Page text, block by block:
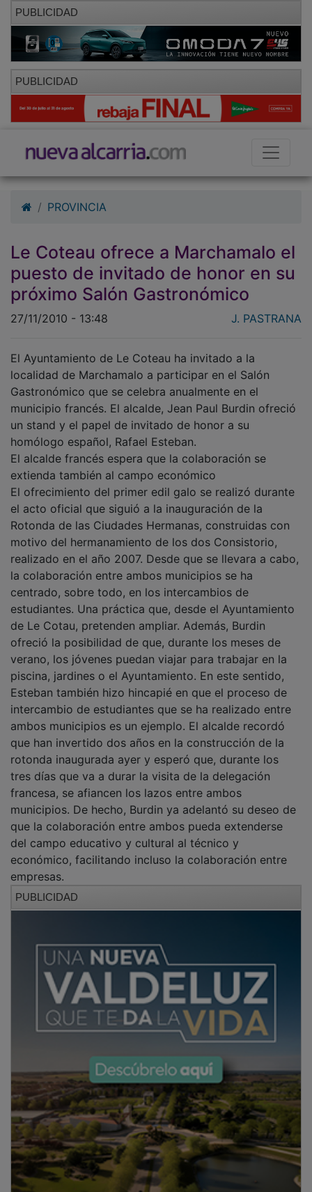
PUBLICIDAD
PUBLICIDAD
PROVINCIA
Le Coteau ofrece a Marchamalo el
puesto de invitado de honor en su
próximo Salón Gastronómico
27/11/2010 - 13:48 J. PASTRANA
El Ayuntamiento de Le Coteau ha invitado a la
localidad de Marchamalo a participar en el Salón
Gastronómico que se celebra anualmente en el
municipio francés. El alcalde, Jean Paul Burdin ofreció
un stand y el papel de invitado de honor a su
homólogo español, Rafael Esteban.
El alcalde francés espera que la colaboración se
extienda también al campo económico
El ofrecimiento del primer edil galo se realizó durante
el acto oficial que siguió a la inauguración de la
Rotonda de las Ciudades Hermanas, construidas con
motivo del hermanamiento de los dos Consistorio,
realizado en el año 2007. Desde que se llevara a cabo,
la colaboración entre ambos municipios se ha
centrado, sobre todo, en los intercambios de
estudiantes. Una práctica que, desde el Ayuntamiento
de Le Cotau, pretenden ampliar. Además, Burdin
ofreció la posibilidad de que, durante los meses de
verano, los jóvenes puedan viajar para trabajar en la
piscina, jardines o el Ayuntamiento. En este sentido,
Esteban también hizo hincapié en que el proceso de
intercambio de estudiantes que se ha realizado entre
ambos municipios es un ejemplo. El alcalde recordó
que han invertido dos años en la construcción de la
rotonda inaugurada ayer y esperó que, durante los
tres días que va a durar la visita de la delegación
francesa, se afiancen los lazos entre ambos
municipios. De hecho, Burdin ya adelantó su deseo de
que la colaboración entre ambos pueda extenderse
del campo educativo y cultural al técnico y
económico, facilitando incluso la colaboración entre
empresas.
PUBLICIDAD